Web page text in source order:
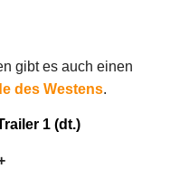
gibt es auch einen
des Westens.
1 (dt.)